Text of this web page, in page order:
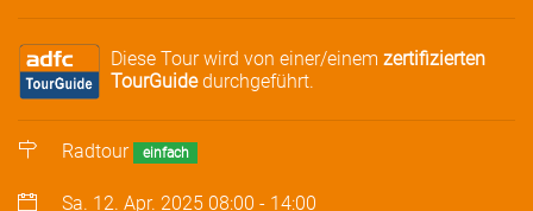
Diese Tour wird von einer/einem zertifizierten
TourGuidedurchgeführt.
Radtour einfach
Sa. 12. Apr. 2025 08:00 - 14:00